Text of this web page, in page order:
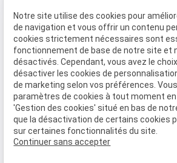
03 28 68 82 00
06 80 84 45 90
Adresse
10, chemin de Cassel
59470 BOLLEZEELE
Horaires
09:00 - 17:00
Lundi - Samedi
Notre site utilise des cookies pour
de navigation et vous offrir un contenu
cookies strictement nécessaires sont
fonctionnement de base de notre site et
désactivés. Cependant, vous avez le
désactiver les cookies de
de marketing selon vos préférences.
paramètres de cookies à tout moment
'Gestion des cookies' situé en bas de
que la désactivation de certains cookies
sur certaines fonctionnalités du site.
Continuer sans accepter